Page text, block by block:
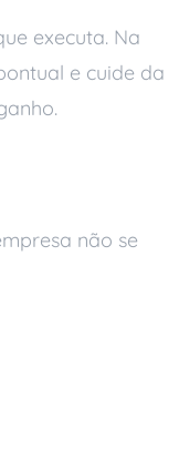
executa. Na
e cuide da
não se